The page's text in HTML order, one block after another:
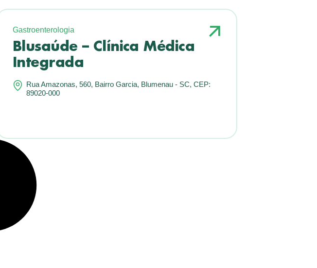
Gastroenterologia
Blusaúde – Clínica Médica
Integrada
Rua Amazonas, 560, Bairro Garcia, Blumenau - SC, CEP:
89020-000